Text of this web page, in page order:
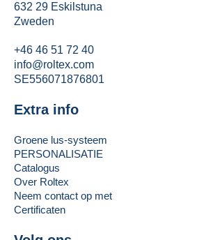
632 29 Eskilstuna
Zweden
+46 46 51 72 40
info@roltex.com
SE556071876801
Extra info
Groene lus-systeem
PERSONALISATIE
Catalogus
Over Roltex
Neem contact op met
Certificaten